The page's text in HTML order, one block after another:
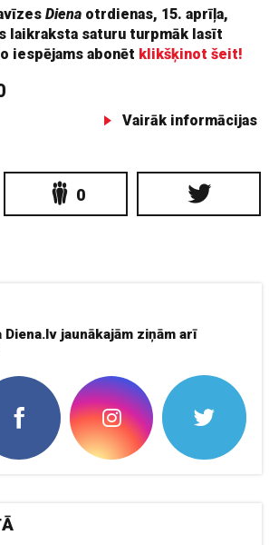
Diena otrdienas, 15. aprīļa,
laikraksta saturu turpmāk lasīt
iespējams abonēt klikšķinot šeit!
Vairāk informācijas
0
jaunākajām ziņām arī